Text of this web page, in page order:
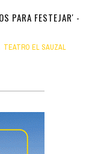
PARA FESTEJAR' -
TEATRO EL SAUZAL